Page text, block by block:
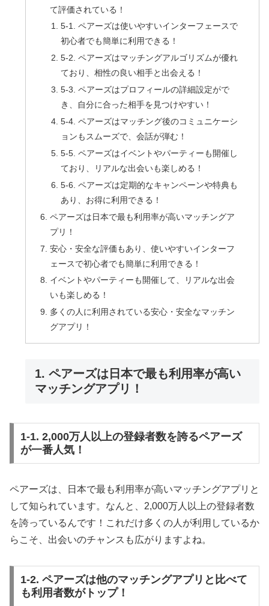
て評価されている！
5-1. ペアーズは使いやすいインターフェースで
初心者でも簡単に利用できる！
5-2. ペアーズはマッチングアルゴリズムが優れ
ており、相性の良い相手と出会える！
5-3. ペアーズはプロフィールの詳細設定がで
き、自分に合った相手を見つけやすい！
5-4. ペアーズはマッチング後のコミュニケーシ
ョンもスムーズで、会話が弾む！
5-5. ペアーズはイベントやパーティーも開催し
ており、リアルな出会いも楽しめる！
5-6. ペアーズは定期的なキャンペーンや特典も
あり、お得に利用できる！
ペアーズは日本で最も利用率が高いマッチングア
プリ！
安心・安全な評価もあり、使いやすいインターフ
ェースで初心者でも簡単に利用できる！
イベントやパーティーも開催して、リアルな出会
いも楽しめる！
多くの人に利用されている安心・安全なマッチン
グアプリ！
1. ペアーズは日本で最も利用率が高い
マッチングアプリ！
1-1. 2,000万人以上の登録者数を誇るペアーズ
が一番人気！
ペアーズは、日本で最も利用率が高いマッチングアプリと
して知られています。なんと、2,000万人以上の登録者数
を誇っているんです！これだけ多くの人が利用しているか
らこそ、出会いのチャンスも広がりますよね。
1-2. ペアーズは他のマッチングアプリと比べて
も利用者数がトップ！